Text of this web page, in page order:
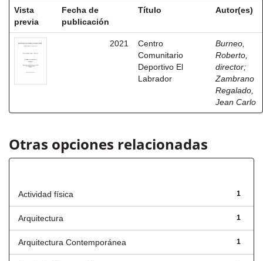
Vista
previa
Fecha de
publicación
Título Autor(es)
2021
Centro
Comunitario
Deportivo El
Labrador
Burneo,
Roberto,
director;
Zambrano
Regalado,
Jean Carlo
Otras opciones relacionadas
1
Actividad física
1
Arquitectura
1
Arquitectura Contemporánea